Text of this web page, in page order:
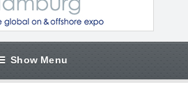
Show Menu